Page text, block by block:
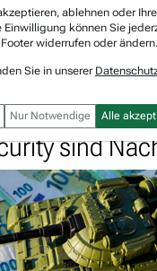
100 bis 400
sind
ablehnen oder
Einwilligung können Sie
widerrufen oder ändern.
Sie in unserer
Nur Notwendige Alle